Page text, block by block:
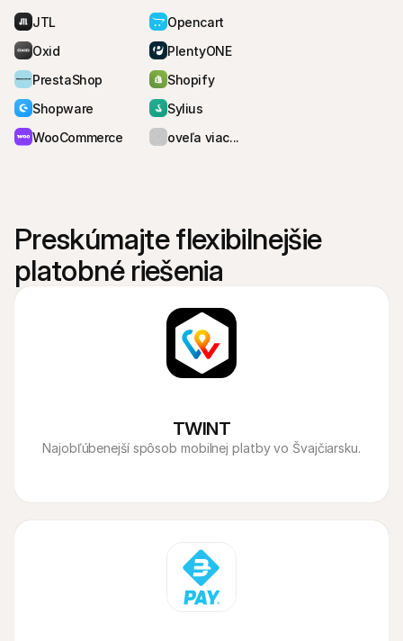
JTL
Opencart
Oxid
PlentyONE
PrestaShop
Shopify
Shopware
Sylius
WooCommerce
oveľa viac...
Preskúmajte flexibilnejšie
platobné riešenia
TWINT
Najobľúbenejší spôsob mobilnej platby vo Švajčiarsku.